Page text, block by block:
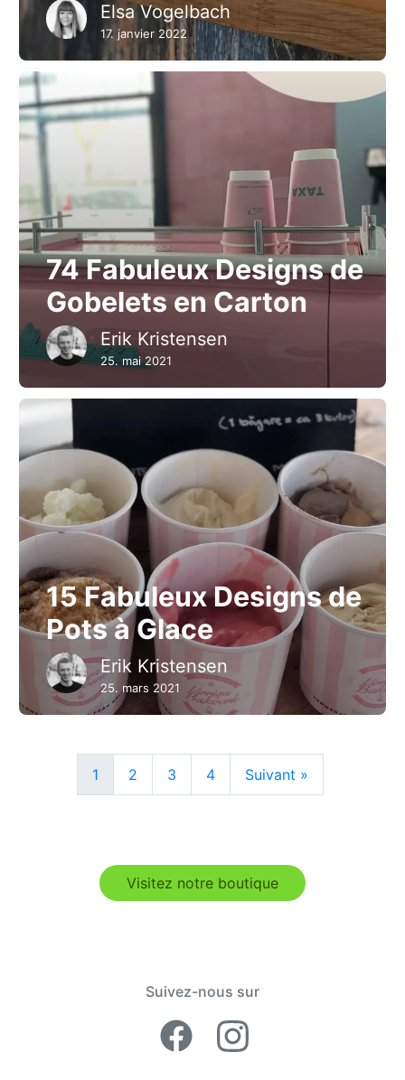
Elsa Vogelbach
17. janvier 2022
74 Fabuleux Designs de
Gobelets en Carton
Erik Kristensen
25. mai 2021
15 Fabuleux Designs de
Pots à Glace
Erik Kristensen
25. mars 2021
1 2 3 4 Suivant »
Visitez notre boutique
Suivez-nous sur
Facebook
Instagram